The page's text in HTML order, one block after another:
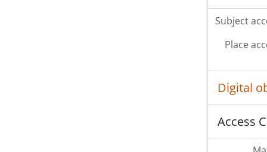
Subject
Place
Digital
Access